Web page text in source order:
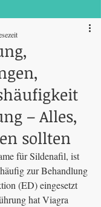
– Alles,
sollten
für Sildenafil, ist
zur Behandlung
(ED) eingesetzt
hat Viagra